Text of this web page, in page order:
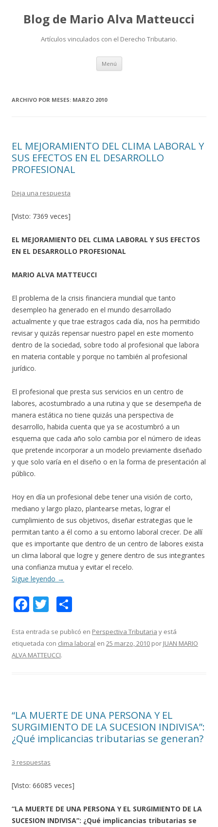
Blog de Mario Alva Matteucci
Artículos vinculados con el Derecho Tributario.
Menú Ir
contenido
ARCHIVO POR MESES: MARZO 2010
EL MEJORAMIENTO DEL CLIMA LABORAL Y
SUS EFECTOS EN EL DESARROLLO
PROFESIONAL
Deja una respuesta
[Visto: 7369 veces]
EL MEJORAMIENTO DEL CLIMA LABORAL Y SUS EFECTOS
EN EL DESARROLLO PROFESIONAL
MARIO ALVA MATTEUCCI
El problema de la crisis financiera mundial que tanto
desempleo ha generado en el mundo desarrollado
actualmente y que trae estragos cada día, nos ha permitido
revisar y quizás repensar nuestro papel en este momento
dentro de la sociedad, sobre todo al profesional que labora
en materia contable y porque no también al profesional
jurídico.
El profesional que presta sus servicios en un centro de
labores, acostumbrado a una rutina y que se desempeña de
manera estática no tiene quizás una perspectiva de
desarrollo, habida cuenta que ya se acostumbró a un
esquema que cada año solo cambia por el número de ideas
que pretende incorporar a un modelo previamente diseñado
y que solo varía en el diseño o en la forma de presentación al
público.
Hoy en día un profesional debe tener una visión de corto,
mediano y largo plazo, plantearse metas, lograr el
cumplimiento de sus objetivos, diseñar estrategias que le
permitan tanto a él como a su entorno laboral crecer. De allí
que es importante que dentro de un centro de labores exista
un clima laboral que logre y genere dentro de sus integrantes
una confianza mutua y evitar el recelo.
Sigue leyendo →
F
e
b
T
itt
er
m
p
Esta entrada se publicó en Perspectiva Tributaria y está
etiquetada con clima laboral en 25 marzo, 2010 por JUAN MARIO
ALVA MATTEUCCI.
“LA MUERTE DE UNA PERSONA Y EL
SURGIMIENTO DE LA SUCESION INDIVISA”:
¿Qué implicancias tributarias se generan?
3 respuestas
[Visto: 66085 veces]
“LA MUERTE DE UNA PERSONA Y EL SURGIMIENTO DE LA
SUCESION INDIVISA”: ¿Qué implicancias tributarias se